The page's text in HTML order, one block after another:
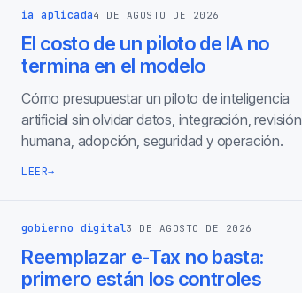
ia aplicada4 DE AGOSTO DE 2026
El costo de un piloto de IA no
termina en el modelo
Cómo presupuestar un piloto de inteligencia
artificial sin olvidar datos, integración, revisión
humana, adopción, seguridad y operación.
LEER→
gobierno digital3 DE AGOSTO DE 2026
Reemplazar e-Tax no basta:
primero están los controles